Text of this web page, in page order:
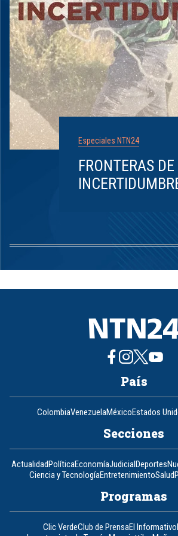
Especiales NTN24
FRONTERAS DE
1
8
País
ColombiaVenezuelaMéxicoEstados
Secciones
ActualidadPolíticaEconomíaJudicialDeportes
Ciencia y TecnologíaEntretenimientoSalud
Programas
Clic VerdeClub de PrensaEl Informativo